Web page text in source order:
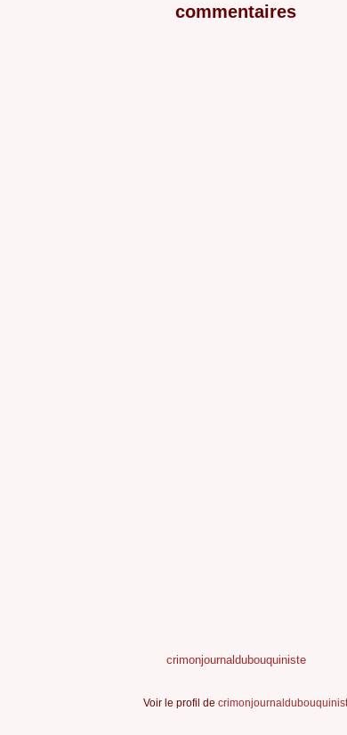
commentaires
crimonjournaldubouquiniste
Voir le profil de